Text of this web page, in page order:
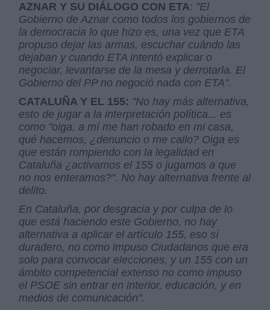
AZNAR Y SU DIÁLOGO CON ETA: "El
Gobierno de Aznar como todos los gobiernos de
la democracia lo que hizo es, una vez que ETA
propuso dejar las armas, escuchar cuándo las
dejaban y cuando ETA intentó explicar o
negociar, levantarse de la mesa y derrotarla. El
Gobierno del PP no negoció nada con ETA".
CATALUÑA Y EL 155: "No hay más alternativa,
esto de jugar a la interpretación política... es
como "oiga, a mí me han robado en mi casa,
qué hacemos, ¿denuncio o me callo? Oiga es
que están rompiendo con la legalidad en
Cataluña ¿activamos el 155 o jugamos a que
no nos enteramos?". No hay alternativa frente al
delito.
En Cataluña, por desgracia y por culpa de lo
que está haciendo este Gobierno, no hay
alternativa a aplicar el artículo 155, eso sí
duradero, no como impuso Ciudadanos que era
solo para convocar elecciones, y un 155 con un
ámbito competencial extenso no como impuso
el PSOE sin entrar en interior, educación, y en
medios de comunicación".